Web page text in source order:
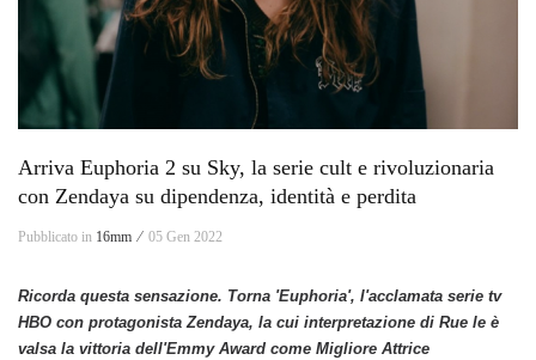
Arriva Euphoria 2 su Sky, la serie cult e rivoluzionaria
con Zendaya su dipendenza, identità e perdita
Pubblicato in 16mm ⁄ 05 Gen 2022
Ricorda questa sensazione. Torna 'Euphoria', l'acclamata serie tv
HBO con protagonista Zendaya, la cui interpretazione di Rue le è
valsa la vittoria dell'Emmy Award come Migliore Attrice